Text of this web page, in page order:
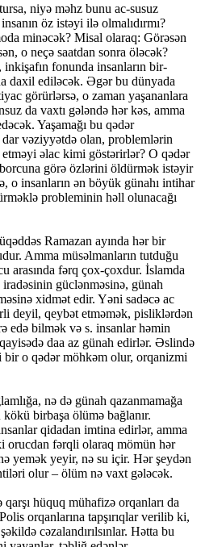
niyə məhz bunu ac-susuz
öz istəyi ilə olmalıdırmı?
minəcək? Misal olaraq: Görəsən
o neçə saatdan sonra öləcək?
fonunda insanların bir-
daxil ediləcək. Əgər bu dünyada
görürlərsə, o zaman yaşananlara
da vaxtı gələndə hər kəs, amma
Yaşamağı bu qədər
vəziyyətdə olan, problemlərin
əlac kimi göstərirlər? O qədər
görə özlərini öldürmək istəyir
o insanların ən böyük günahı intihar
probleminin həll olunacağı
Ramazan ayında hər bir
Amma müsəlmanların tutduğu
arasında fərq çox-çoxdur. İslamda
iradəsinin güclənməsinə, günah
xidmət edir. Yəni sadəcə ac
deyil, qeybət etməmək, pisliklərdən
edə bilmək və s. insanlar həmin
daa az günah edirlər. Əslində
bir o qədər möhkəm olur, orqanizmi
nə də günah qazanmamağa
birbaşa ölümə bağlanır.
qidadan imtina edirlər, amma
orucdan fərqli olaraq mömün hər
yemək yeyir, nə su içir. Hər şeydən
olur – ölüm nə vaxt gələcək.
hüquq mühafizə orqanları da
orqanlarına tapşırıqlar verilib ki,
cəzalandırılsınlar. Hətta bu